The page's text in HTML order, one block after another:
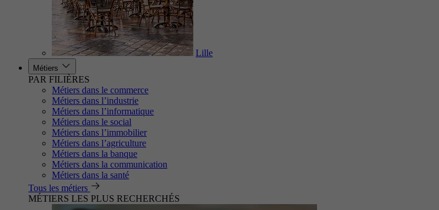
Lille
Métiers
PAR FILIÈRES
Métiers dans le commerce
Métiers dans l’industrie
Métiers dans l’informatique
Métiers dans le social
Métiers dans l’immobilier
Métiers dans l’agriculture
Métiers dans la banque
Métiers dans la communication
Métiers dans la santé
Tous les métiers
MÉTIERS LES PLUS RECHERCHÉS